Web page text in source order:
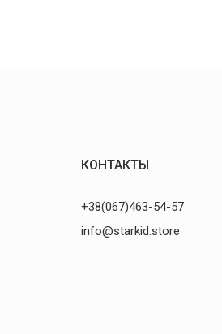
КОНТАКТЫ
+38(067)463-54-57
info@starkid.store